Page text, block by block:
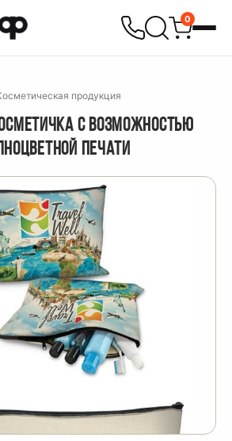
0
продукция
С ВОЗМОЖНОСТЬЮ
ПЕЧАТИ